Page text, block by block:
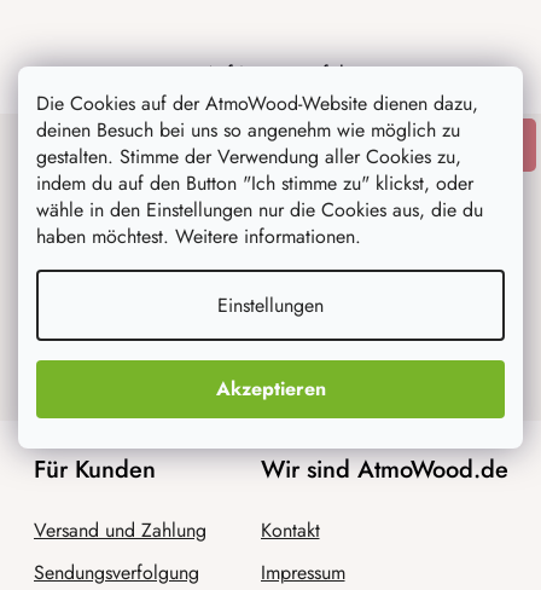
Die Cookies auf der AtmoWood-Website dienen dazu,
deinen Besuch bei uns so angenehm wie möglich zu
gestalten. Stimme der Verwendung aller Cookies zu,
indem du auf den Button "Ich stimme zu" klickst, oder
wähle in den Einstellungen nur die Cookies aus, die du
haben möchtest. Weitere informationen.
Einstellungen
Akzeptieren
Auf Instagram folgen
Newsletter abonnieren
Mit der Eingabe Ihrer Email, stimmen Sie
personenbezogene Daten zu.
Für Kunden
Versand und Zahlung
Sendungsverfolgung
Wir sind AtmoWood.de
Kontakt
Impressum